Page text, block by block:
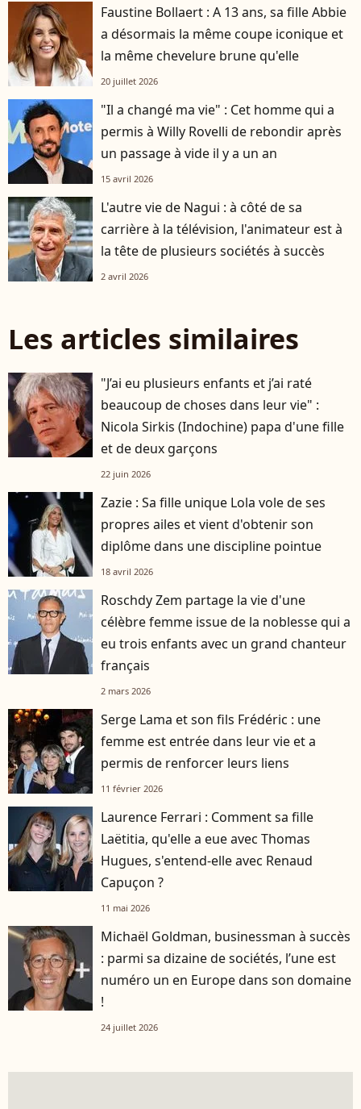
Faustine Bollaert : A 13 ans, sa fille Abbie
a désormais la même coupe iconique et
la même chevelure brune qu'elle
20 juillet 2026
"Il a changé ma vie" : Cet homme qui a
permis à Willy Rovelli de rebondir après
un passage à vide il y a un an
15 avril 2026
L'autre vie de Nagui : à côté de sa
carrière à la télévision, l'animateur est à
la tête de plusieurs sociétés à succès
2 avril 2026
Les articles similaires
"J’ai eu plusieurs enfants et j’ai raté
beaucoup de choses dans leur vie" :
Nicola Sirkis (Indochine) papa d'une fille
et de deux garçons
22 juin 2026
Zazie : Sa fille unique Lola vole de ses
propres ailes et vient d'obtenir son
diplôme dans une discipline pointue
18 avril 2026
Roschdy Zem partage la vie d'une
célèbre femme issue de la noblesse qui a
eu trois enfants avec un grand chanteur
français
2 mars 2026
Serge Lama et son fils Frédéric : une
femme est entrée dans leur vie et a
permis de renforcer leurs liens
11 février 2026
Laurence Ferrari : Comment sa fille
Laëtitia, qu'elle a eue avec Thomas
Hugues, s'entend-elle avec Renaud
Capuçon ?
11 mai 2026
Michaël Goldman, businessman à succès
: parmi sa dizaine de sociétés, l’une est
numéro un en Europe dans son domaine
!
24 juillet 2026